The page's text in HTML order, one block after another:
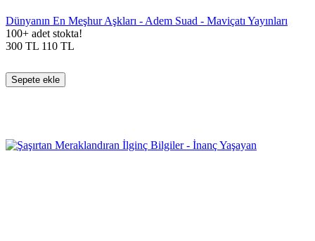
Dünyanın En Meşhur Aşkları - Adem Suad - Maviçatı Yayınları
100+ adet stokta!
300 TL 110 TL
Sepete ekle